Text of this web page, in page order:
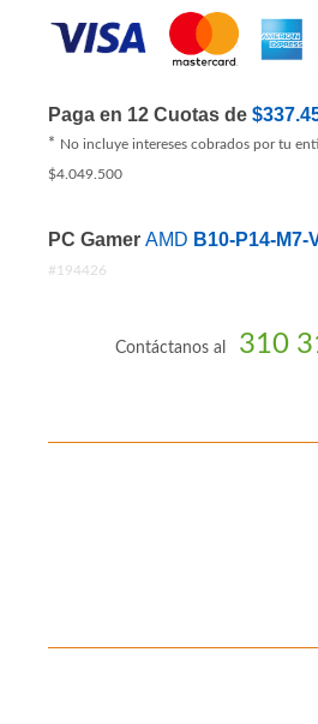
Paga en 12 Cuotas de
* No incluye intereses cobrados por tu
$4.049.500
PC Gamer AMD B10-P14-M7-
#194426
Contáctanos al 310